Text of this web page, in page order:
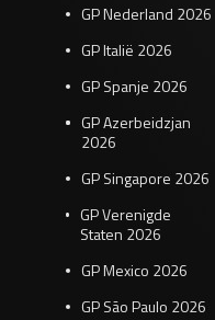
GP Nederland 2026
GP Italië 2026
GP Spanje 2026
GP Azerbeidzjan
2026
GP Singapore 2026
GP Verenigde
Staten 2026
GP Mexico 2026
GP São Paulo 2026